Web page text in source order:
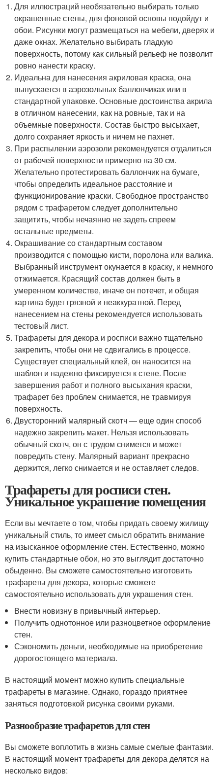
Для иллюстраций необязательно выбирать только
окрашенные стены, для фоновой основы подойдут и
обои. Рисунки могут размещаться на мебели, дверях и
даже окнах. Желательно выбирать гладкую
поверхность, потому как сильный рельеф не позволит
ровно нанести краску.
Идеальна для нанесения акриловая краска, она
выпускается в аэрозольных баллончиках или в
стандартной упаковке. Основные достоинства акрила
в отличном нанесении, как на ровные, так и на
объемные поверхности. Состав быстро высыхает,
долго сохраняет яркость и ничем не пахнет.
При распылении аэрозоли рекомендуется отдалиться
от рабочей поверхности примерно на 30 см.
Желательно протестировать баллончик на бумаге,
чтобы определить идеальное расстояние и
функционирование краски. Свободное пространство
рядом с трафаретом следует дополнительно
защитить, чтобы нечаянно не задеть спреем
остальные предметы.
Окрашивание со стандартным составом
производится с помощью кисти, поролона или валика.
Выбранный инструмент окунается в краску, и немного
отжимается. Красящий состав должен быть в
умеренном количестве, иначе он потечет, и общая
картина будет грязной и неаккуратной. Перед
нанесением на стены рекомендуется использовать
тестовый лист.
Трафареты для декора и росписи важно тщательно
закрепить, чтобы они не сдвигались в процессе.
Существует специальный клей, он наносится на
шаблон и надежно фиксируется к стене. После
завершения работ и полного высыхания краски,
трафарет без проблем снимается, не травмируя
поверхность.
Двусторонний малярный скотч — еще один способ
надежно закрепить макет. Нельзя использовать
обычный скотч, он с трудом снимется и может
повредить стену. Малярный вариант прекрасно
держится, легко снимается и не оставляет следов.
Трафареты для росписи стен.
Уникальное украшение помещения
Если вы мечтаете о том, чтобы придать своему жилищу
уникальный стиль, то имеет смысл обратить внимание
на изысканное оформление стен. Естественно, можно
купить стандартные обои, но это выглядит достаточно
обыденно. Вы сможете самостоятельно изготовить
трафареты для декора, которые сможете
самостоятельно использовать для украшения стен.
Внести новизну в привычный интерьер.
Получить однотонное или разноцветное оформление
стен.
Сэкономить деньги, необходимые на приобретение
дорогостоящего материала.
В настоящий момент можно купить специальные
трафареты в магазине. Однако, гораздо приятнее
заняться подготовкой рисунка своими руками.
Разнообразие трафаретов для стен
Вы сможете воплотить в жизнь самые смелые фантазии.
В настоящий момент трафареты для декора делятся на
несколько видов: